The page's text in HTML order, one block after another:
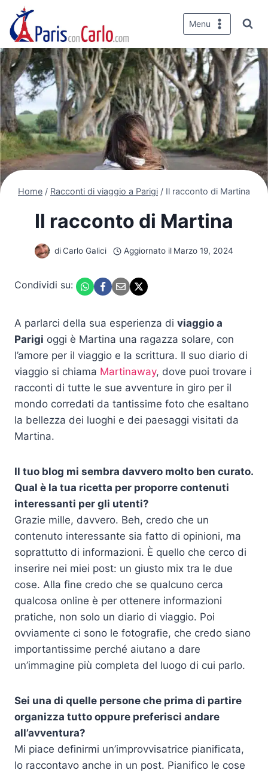
Salta
contenuto
Menu
Home / Racconti di viaggio a Parigi / Il racconto di Martina
Il racconto di Martina
di Carlo Galici Aggiornato il Marzo 19, 2024
Condividi su:
A parlarci della sua esperienza di viaggio a
Parigi oggi è Martina una ragazza solare, con
l’amore per il viaggio e la scrittura. Il suo diario di
viaggio si chiama Martinaway, dove puoi trovare i
racconti di tutte le sue avventure in giro per il
mondo corredati da tantissime foto che esaltano
la bellezza dei luoghi e dei paesaggi visitati da
Martina.
Il tuo blog mi sembra davvero molto ben curato.
Qual è la tua ricetta per proporre contenuti
interessanti per gli utenti?
Grazie mille, davvero. Beh, credo che un
contenuto interessante sia fatto di opinioni, ma
soprattutto di informazioni. È quello che cerco di
inserire nei miei post: un giusto mix tra le due
cose. Alla fine credo che se qualcuno cerca
qualcosa online è per ottenere informazioni
pratiche, non solo un diario di viaggio. Poi
ovviamente ci sono le fotografie, che credo siano
importantissime perché aiutano a dare
un’immagine più completa del luogo di cui parlo.
Sei una di quelle persone che prima di partire
organizza tutto oppure preferisci andare
all’avventura?
Mi piace definirmi un’improvvisatrice pianificata,
lo raccontavo anche in un post. Pianifico le cose